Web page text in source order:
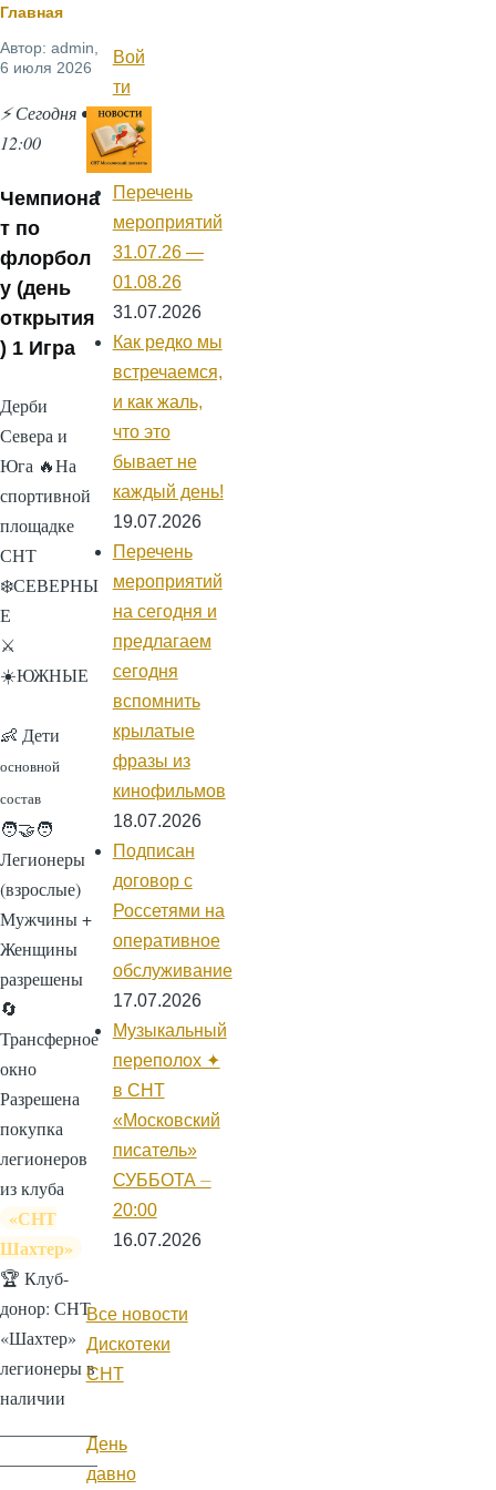
Строка
навигации
Главная
Автор: admin
6 июля 2026
⚡ Сегодня •
12:00
Чемпиона
т по
флорбол
у (день
открытия
) 1 Игра
Дерби
Севера и
Юга 🔥На
спортивной
площадке
СНТ
❄️СЕВЕРНЫ
Е
⚔️
☀️ЮЖНЫЕ
👶 Дети
основной
состав
🧑‍🤝‍🧑
Легионеры
(взрослые)
Мужчины +
Женщины
разрешены
🔄
Трансферное
окно
Разрешена
покупка
легионеров
из клуба
«СНТ
Шахтер»
🏆 Клуб-
донор: СНТ
«Шахтер»
легионеры в
наличии
___________
Меню
учётной
записи
пользователя
Вой
ти
Перечень
мероприятий
31.07.26 —
01.08.26
31.07.2026
Как редко мы
встречаемся,
и как жаль,
что это
бывает не
каждый день!
19.07.2026
Перечень
мероприятий
на сегодня и
предлагаем
сегодня
вспомнить
крылатые
фразы из
кинофильмов
18.07.2026
Подписан
договор с
Россетями на
оперативное
обслуживание
17.07.2026
Музыкальный
переполох ✦
в СНТ
«Московский
писатель»
СУББОТА ⏤
20:00
16.07.2026
Все новости
Дискотеки
СНТ
День
давно